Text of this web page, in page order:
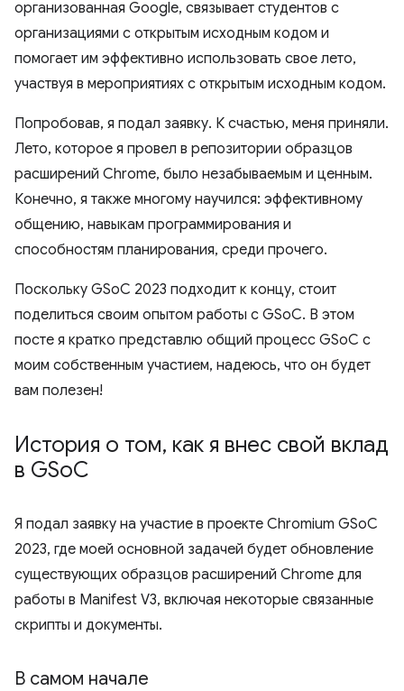
организованная Google, связывает студентов с
организациями с открытым исходным кодом и
помогает им эффективно использовать свое лето,
участвуя в мероприятиях с открытым исходным кодом.
Попробовав, я подал заявку. К счастью, меня приняли.
Лето, которое я провел в репозитории образцов
расширений Chrome, было незабываемым и ценным.
Конечно, я также многому научился: эффективному
общению, навыкам программирования и
способностям планирования, среди прочего.
Поскольку GSoC 2023 подходит к концу, стоит
поделиться своим опытом работы с GSoC. В этом
посте я кратко представлю общий процесс GSoC с
моим собственным участием, надеюсь, что он будет
вам полезен!
История о том, как я внес свой вклад
в GSoC
Я подал заявку на участие в проекте Chromium GSoC
2023, где моей основной задачей будет обновление
существующих образцов расширений Chrome для
работы в Manifest V3, включая некоторые связанные
скрипты и документы.
В самом начале